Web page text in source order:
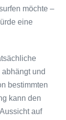
möchte –
eine
und
bestimmten
kann den
auf